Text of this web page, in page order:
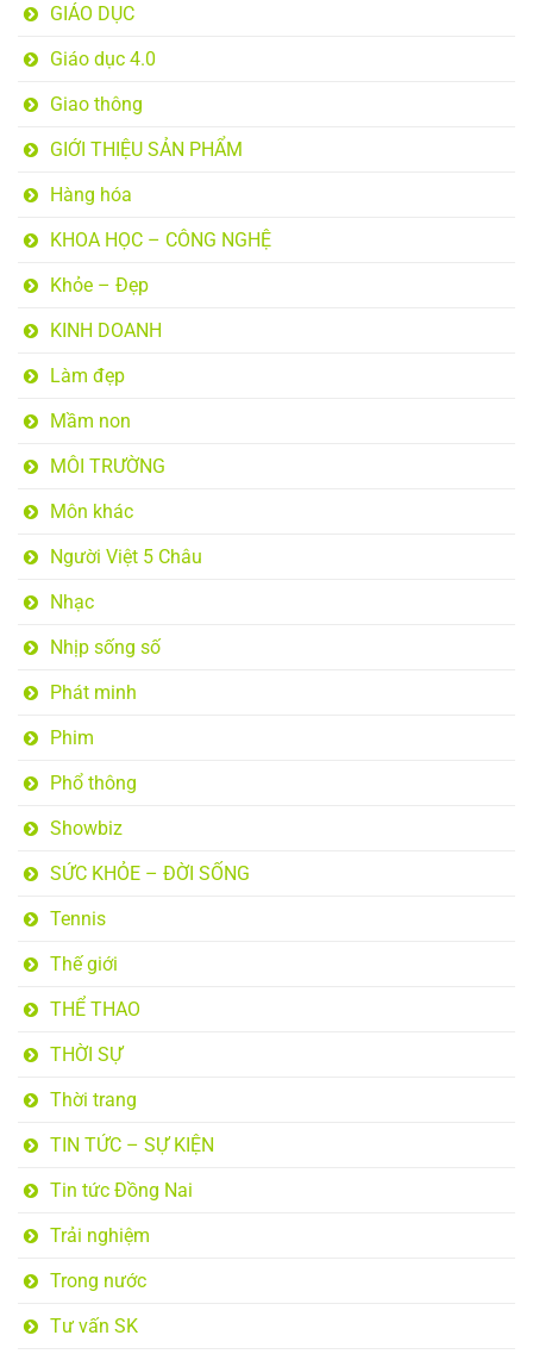
GIÁO DỤC
Giáo dục 4.0
Giao thông
GIỚI THIỆU SẢN PHẨM
Hàng hóa
KHOA HỌC – CÔNG NGHỆ
Khỏe – Đẹp
KINH DOANH
Làm đẹp
Mầm non
MÔI TRƯỜNG
Môn khác
Người Việt 5 Châu
Nhạc
Nhịp sống số
Phát minh
Phim
Phổ thông
Showbiz
SỨC KHỎE – ĐỜI SỐNG
Tennis
Thế giới
THỂ THAO
THỜI SỰ
Thời trang
TIN TỨC – SỰ KIỆN
Tin tức Đồng Nai
Trải nghiệm
Trong nước
Tư vấn SK